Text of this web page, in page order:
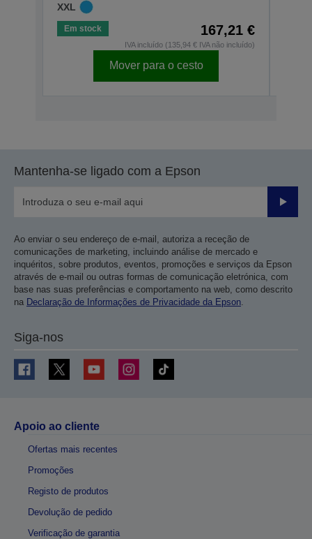
XXL
Em stock 167,21 €
IVA incluído (135,94 € IVA não incluído)
Mover para o cesto
Mantenha-se ligado com a Epson
Enviar
Ao enviar o seu endereço de e-mail, autoriza a receção de
comunicações de marketing, incluindo análise de mercado e
inquéritos, sobre produtos, eventos, promoções e serviços da Epson
através de e-mail ou outras formas de comunicação eletrónica, com
base nas suas preferências e comportamento na web, como descrito
na Declaração de Informações de Privacidade da Epson
Siga-nos
Apoio ao cliente
Ofertas mais recentes
Promoções
Registo de produtos
Devolução de pedido
Verificação de garantia